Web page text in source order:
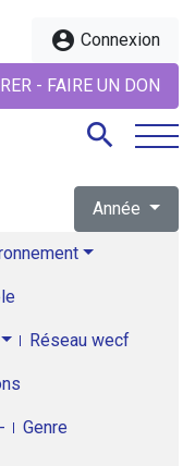
account_circle Connexion
- FAIRE UN DON
search
Année
Réseau wecf
Genre